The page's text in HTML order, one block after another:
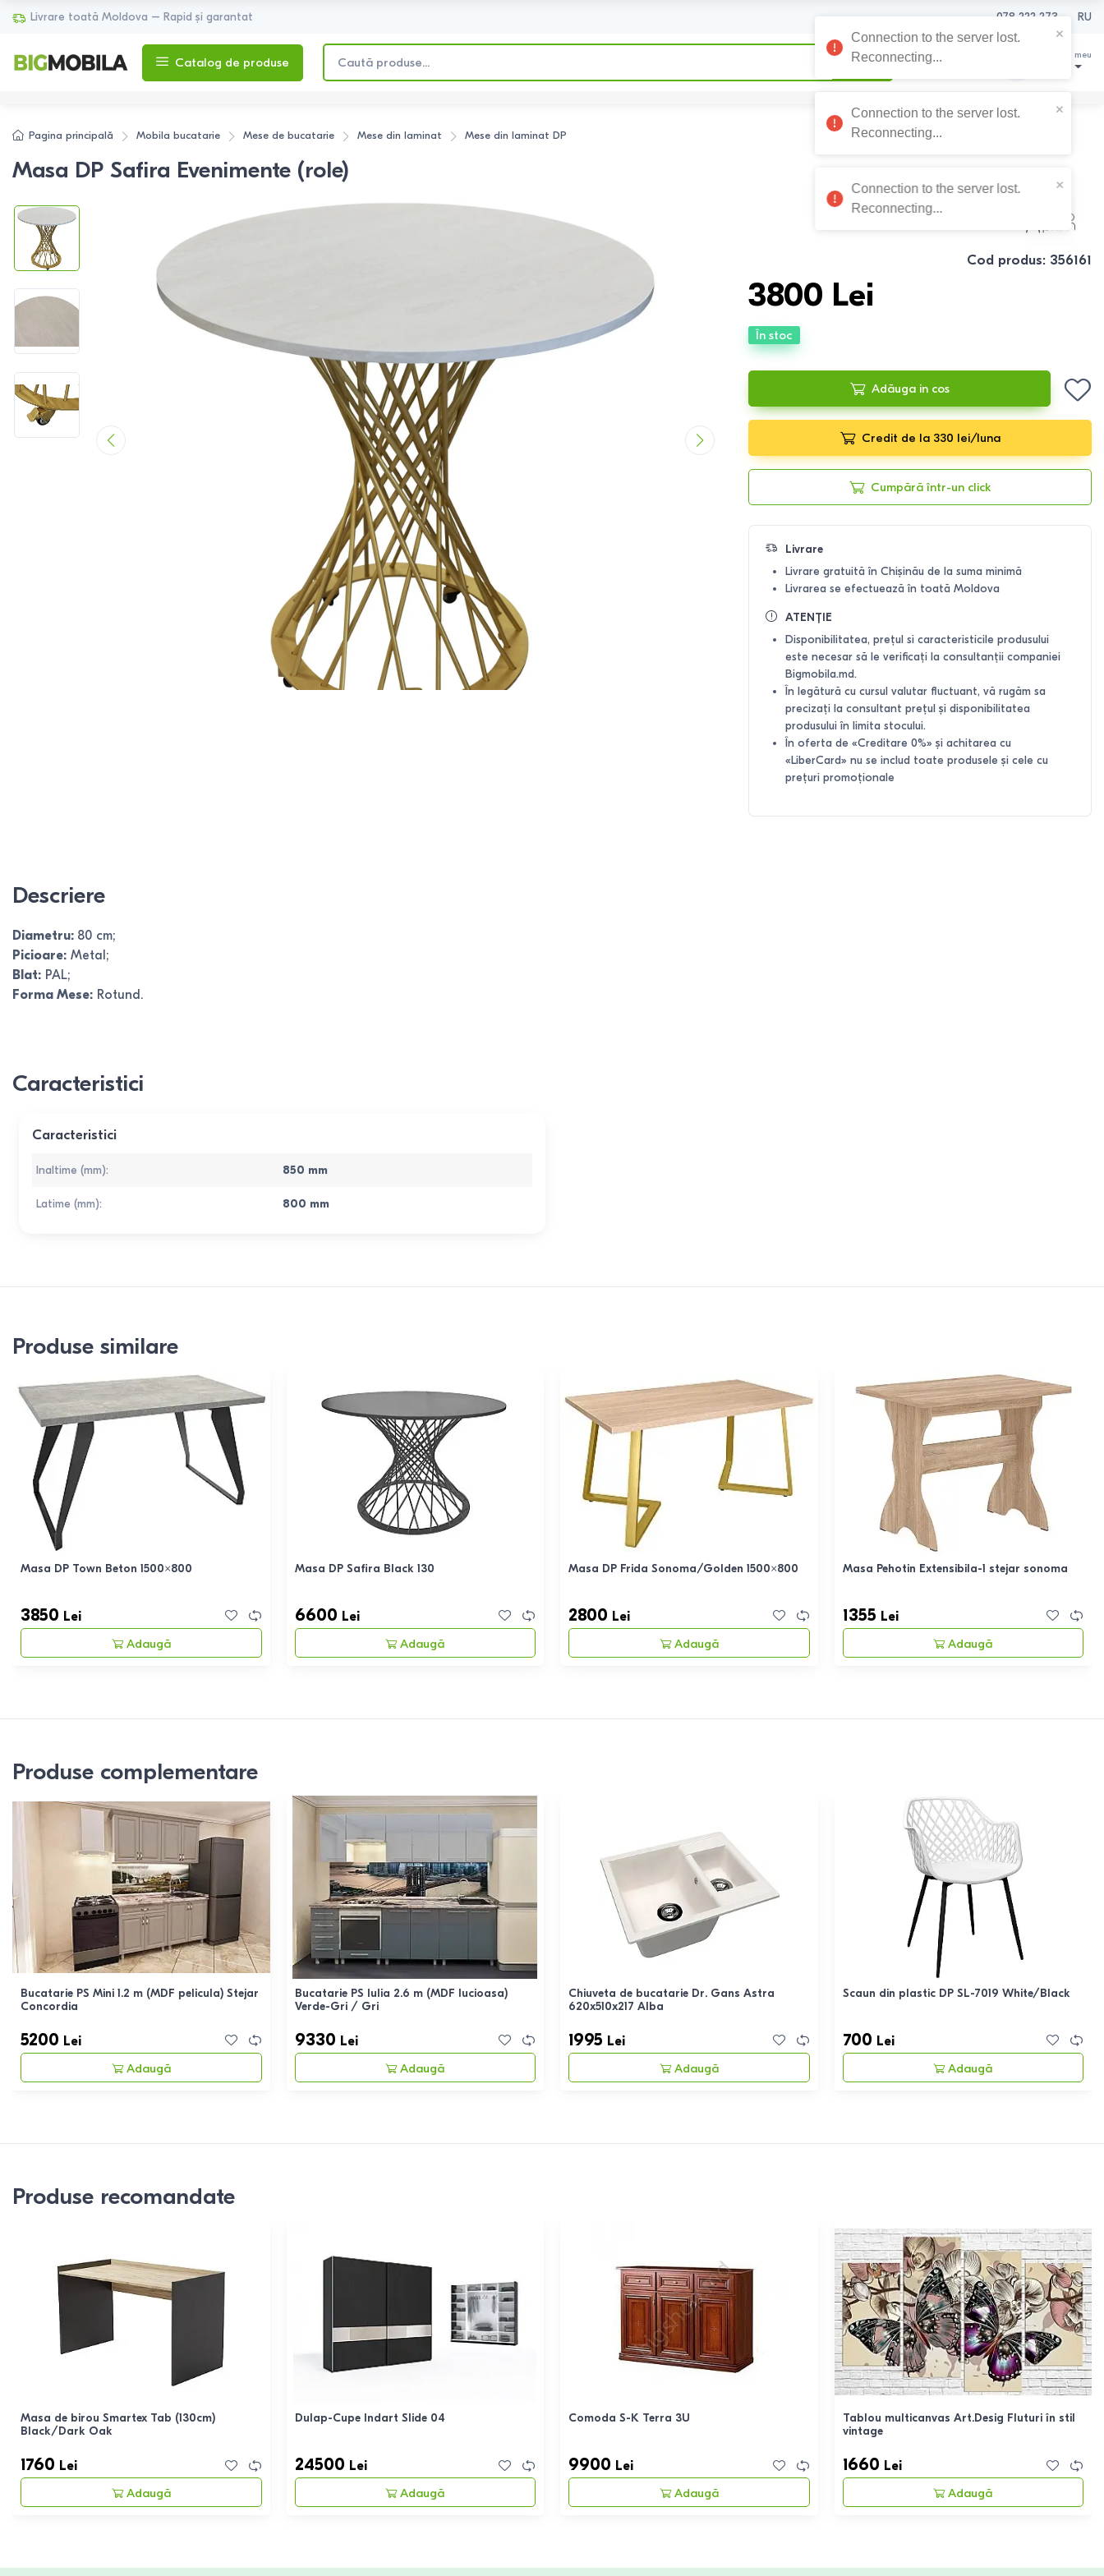
Livrare toată Moldova – Rapid și garantat 078 222 273 RU
Catalog de produse
Coșul meu
Pagina principală Mobila bucatarie Mese de bucatarie Mese din laminat Mese din laminat DP
Masa DP Safira Evenimente (role)
Cod produs: 356161
3800 Lei
În stoc
Adăuga in cos
Credit de la 330 lei/luna
Cumpără într-un click
Livrare
Livrare gratuită în Chișinău de la suma minimă
Livrarea se efectuează în toată Moldova
ATENȚIE
Disponibilitatea, prețul si caracteristicile produsului
este necesar să le verificați la consultanții companiei
Bigmobila.md.
În legătură cu cursul valutar fluctuant, vă rugăm sa
precizați la consultant prețul și disponibilitatea
produsului în limita stocului.
În oferta de «Creditare 0%» și achitarea cu
«LiberCard» nu se includ toate produsele și cele cu
prețuri promoționale
Descriere
Diametru: 80 cm;
Picioare: Metal;
Blat: PAL;
Forma Mese: Rotund.
Caracteristici
Caracteristici
Inaltime (mm): 850 mm
Latime (mm): 800 mm
Produse similare
Masa DP Town Beton 1500×800
3850 Lei
Adaugă
Masa DP Safira Black 130
6600 Lei
Adaugă
Masa DP Frida Sonoma/Golden 1500×800
2800 Lei
Adaugă
Masa Pehotin Extensibila-1 stejar sonoma
1355 Lei
Adaugă
Produse complementare
Bucatarie PS Mini 1.2 m (MDF pelicula) Stejar
Concordia
5200 Lei
Adaugă
Bucatarie PS Iulia 2.6 m (MDF lucioasa)
Verde-Gri / Gri
9330 Lei
Adaugă
Chiuveta de bucatarie Dr. Gans Astra
620х510х217 Alba
1995 Lei
Adaugă
Scaun din plastic DP SL-7019 White/Black
700 Lei
Adaugă
Produse recomandate
Masa de birou Smartex Tab (130cm)
Black/Dark Oak
1760 Lei
Adaugă
Dulap-Cupe Indart Slide 04
24500 Lei
Adaugă
Comoda S-K Terra 3U
9900 Lei
Adaugă
Tablou multicanvas Art.Desig Fluturi în stil
vintage
1660 Lei
Adaugă